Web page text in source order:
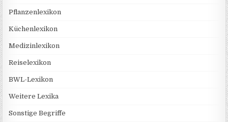
Pflanzenlexikon
Küchenlexikon
Medizinlexikon
Reiselexikon
BWL-Lexikon
Weitere Lexika
Sonstige Begriffe